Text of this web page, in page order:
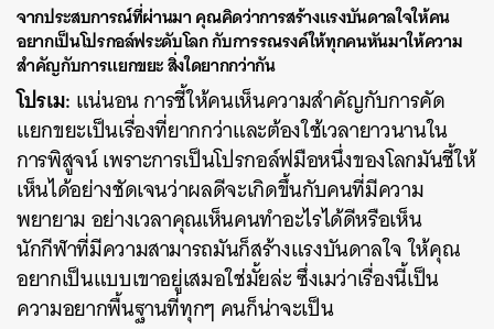
จากประสบการณ์ที่ผ่านมา คุณคิดว่าการสร้างแรงบันดาลใจให้คน
อยากเป็นโปรกอล์ฟระดับโลก กับการรณรงค์ให้ทุกคนหันมาให้ความ
สำคัญกับการแยกขยะ สิ่งใดยากกว่ากัน
โปรเม: แน่นอน การชี้ให้คนเห็นความสำคัญกับการคัด
แยกขยะเป็นเรื่องที่ยากกว่าและต้องใช้เวลายาวนานใน
การพิสูจน์ เพราะการเป็นโปรกอล์ฟมือหนึ่งของโลกมันชี้ให้
เห็นได้อย่างชัดเจนว่าผลดีจะเกิดขึ้นกับคนที่มีความ
พยายาม อย่างเวลาคุณเห็นคนทำอะไรได้ดีหรือเห็น
นักกีฬาที่มีความสามารถมันก็สร้างแรงบันดาลใจ ให้คุณ
อยากเป็นแบบเขาอยู่เสมอใช่มั้ยล่ะ ซึ่งเมว่าเรื่องนี้เป็น
ความอยากพื้นฐานที่ทุกๆ คนก็น่าจะเป็น
SHARE TWEET LINE EMAIL